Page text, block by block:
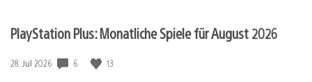
PlayStation Plus: Monatliche Spiele für August 2026
Veröffentlichungsdatum:
28. Jul 2026 6 13